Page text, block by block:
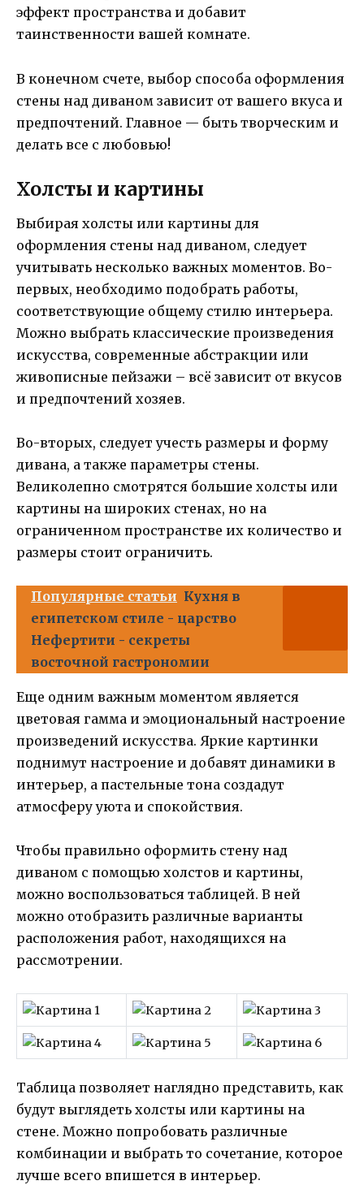
эффект пространства и добавит
таинственности вашей комнате.
В конечном счете, выбор способа оформления
стены над диваном зависит от вашего вкуса и
предпочтений. Главное — быть творческим и
делать все с любовью!
Холсты и картины
Выбирая холсты или картины для
оформления стены над диваном, следует
учитывать несколько важных моментов. Во-
первых, необходимо подобрать работы,
соответствующие общему стилю интерьера.
Можно выбрать классические произведения
искусства, современные абстракции или
живописные пейзажи – всё зависит от вкусов
и предпочтений хозяев.
Во-вторых, следует учесть размеры и форму
дивана, а также параметры стены.
Великолепно смотрятся большие холсты или
картины на широких стенах, но на
ограниченном пространстве их количество и
размеры стоит ограничить.
Популярные статьи Кухня в
египетском стиле - царство
Нефертити - секреты
восточной гастрономии
Еще одним важным моментом является
цветовая гамма и эмоциональный настроение
произведений искусства. Яркие картинки
поднимут настроение и добавят динамики в
интерьер, а пастельные тона создадут
атмосферу уюта и спокойствия.
Чтобы правильно оформить стену над
диваном с помощью холстов и картины,
можно воспользоваться таблицей. В ней
можно отобразить различные варианты
расположения работ, находящихся на
рассмотрении.
Таблица позволяет наглядно представить, как
будут выглядеть холсты или картины на
стене. Можно попробовать различные
комбинации и выбрать то сочетание, которое
лучше всего впишется в интерьер.